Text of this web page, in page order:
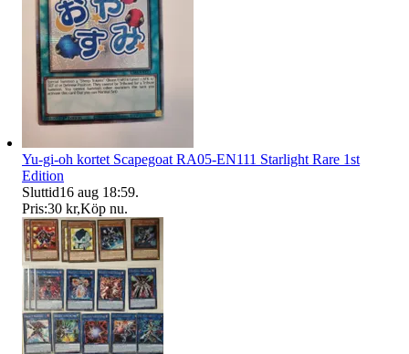
Yu-gi-oh kortet Scapegoat RA05-EN111 Starlight Rare 1st
Edition
Sluttid16 aug 18:59.
Pris:30 kr,Köp nu.